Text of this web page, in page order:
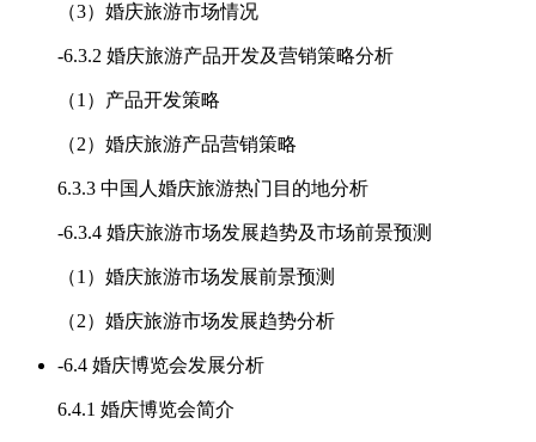
（3）婚庆旅游市场情况
-6.3.2 婚庆旅游产品开发及营销策略分析
（1）产品开发策略
（2）婚庆旅游产品营销策略
6.3.3 中国人婚庆旅游热门目的地分析
-6.3.4 婚庆旅游市场发展趋势及市场前景预测
（1）婚庆旅游市场发展前景预测
（2）婚庆旅游市场发展趋势分析
-6.4 婚庆博览会发展分析
6.4.1 婚庆博览会简介